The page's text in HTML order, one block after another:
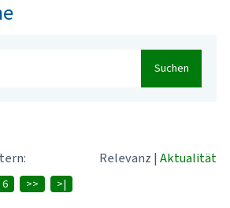
Suchen
Relevanz | Aktualität
6 >> >|